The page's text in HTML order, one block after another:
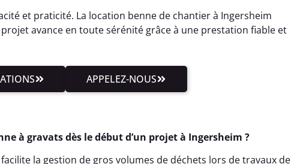
et praticité. La location benne de chantier à Ingersheim
avance en toute sérénité grâce à une prestation fiable et
APPELEZ-NOUS
à gravats dès le début d’un projet à Ingersheim ?
la gestion de gros volumes de déchets lors de travaux de